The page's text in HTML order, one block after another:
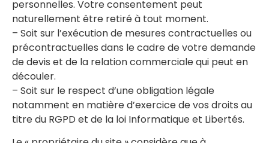
personnelles. Votre consentement peut
naturellement être retiré à tout moment.
– Soit sur l’exécution de mesures contractuelles ou
précontractuelles dans le cadre de votre demande
de devis et de la relation commerciale qui peut en
découler.
– Soit sur le respect d’une obligation légale
notamment en matière d’exercice de vos droits au
titre du RGPD et de la loi Informatique et Libertés.